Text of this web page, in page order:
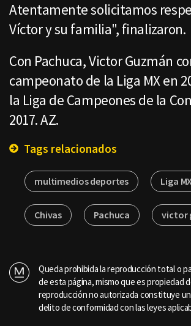
Atentamente solicitamos
Víctor y su familia", finalizaron.
Con Pachuca, Victor Guzmán
campeonato de la Liga MX en
la Liga de Campeones de la
2017. AZ.
Tags relacionados
multimedios deportes Liga
Chivas Pachuca victor
Queda prohibida la reproducción total o
de esta página, mismo que es propiedad
reproducción no autorizada constituye
delito de conformidad con las leyes